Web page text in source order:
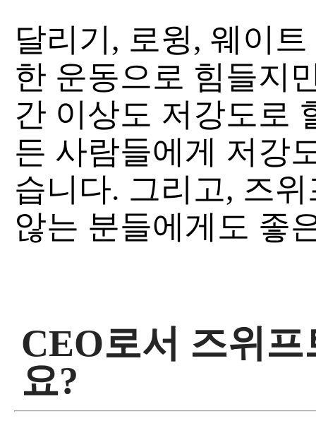
달리기, 로윙, 웨이
한 운동으로 힘들지
간 이상도 저강도로
든 사람들에게 저강
습니다. 그리고, 즈
않는 분들에게도 좋
CEO로서 즈위
요?